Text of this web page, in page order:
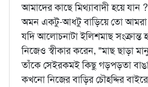
আমাদের কাছে মিথ্যাবাদী হয়ে
অমন একটু-আধটু বাড়িয়ে তো আমরা
যদি আলোচনাটা ইলিশমাছ সংক্রান্ত
নিজেও স্বীকার করেন, "মাছ ছাড়া
তাঁকে সেইরকমই কিছু গড়পড়তা
কখনো নিজের বাড়ির চৌহদ্দির